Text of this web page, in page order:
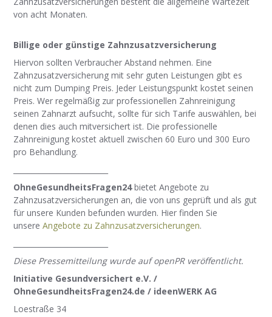
von acht Monaten.
Billige oder günstige Zahnzusatzversicherung
Hiervon sollten Verbraucher Abstand nehmen. Eine
Zahnzusatzversicherung mit sehr guten Leistungen gibt es
nicht zum Dumping Preis. Jeder Leistungspunkt kostet seinen
Preis. Wer regelmäßig zur professionellen Zahnreinigung
seinen Zahnarzt aufsucht, sollte für sich Tarife auswählen, bei
denen dies auch mitversichert ist. Die professionelle
Zahnreinigung kostet aktuell zwischen 60 Euro und 300 Euro
pro Behandlung.
OhneGesundheitsFragen24bietet Angebote zu
Zahnzusatzversicherungen an, die von uns geprüft und als gut
für unsere Kunden befunden wurden. Hier finden Sie
unsereAngebote zu Zahnzusatzversicherungen.
Diese Pressemitteilung wurde auf openPR veröffentlicht.
Initiative Gesundversichert e.V. /
OhneGesundheitsFragen24.de / ideenWERK AG
Loestraße 34